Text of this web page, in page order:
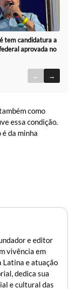
tem candidatura a
aprovada no
← →
como
essa condição.
da minha
e editor
vivência em
Latina e atuação
dedica sua
e cultural das